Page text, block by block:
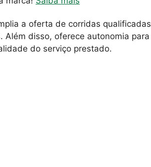
a oferta de corridas qualificadas
disso, oferece autonomia para
do serviço prestado.